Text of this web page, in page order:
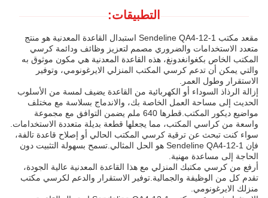
التطبيقات:
مقعد مكتب Sendeline QA4-12-1 استبدال القاعدة المعدنية هو منتج
متعدد الاستخدامات والضروري مصمم لتعزيز وظائف ودائمة كرسي
المكتب الخاص بكغوانغدونغ، هذه القاعدة المعدنية هي مكون موثوق به
والتي يمكن أن تدعم كرسي المكتب المنزلي الايرغونومي، وتوفير
الاستقرار وطول العمر.
إزالة الرذاذ السوداء أو الكهربائية من القاعدة يضيف لمسة من الأسلوب
الحديث إلى مساحة العمل الخاصة بك، والاندماج بسلاسة مع مختلف
مواضيع ديكور المكتب.قطرها 640 ملم يضمن التوافق مع مجموعة
واسعة من كراسي المكتب، مما يجعلها قطعة بديلة متعددة الاستخدامات.
سواء كنت تبحث عن ترقية كرسي المكتب الحالي أو إصلاح قاعدة تالفة،
فإن Sendeline QA4-12-1 هو الحل المثالي.تسمح بسهولة التثبيت دون
الحاجة إلى مساعدة مهنية.
أرفع من كرسي مكتبك المنزلي مع هذا القاعدة المعدنية عالية الجودة،
تقدم كل من الوظيفة والجمالية.توفير الاستقرار والدعم لكرسي مكتب
منزلك الايرغونومي.